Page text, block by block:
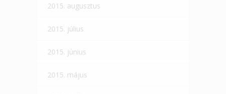
2015. augusztus
2015. július
2015. június
2015. május